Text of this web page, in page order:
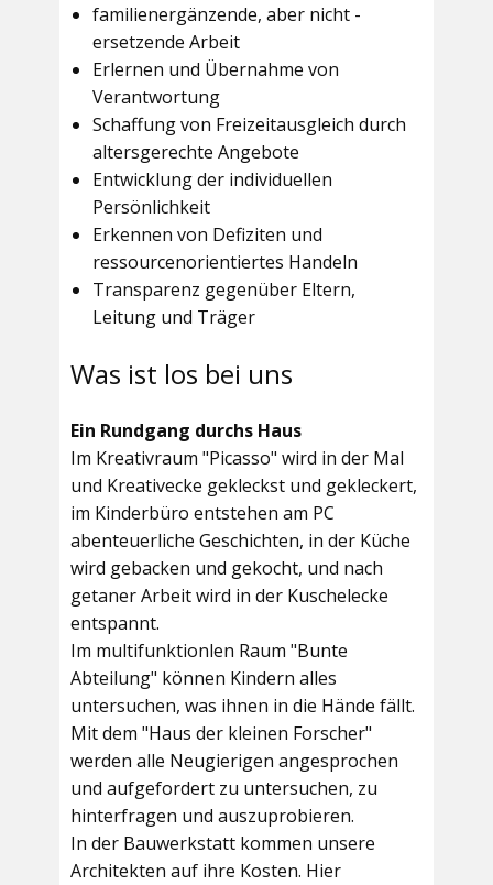
familienergänzende, aber nicht -
ersetzende Arbeit
Erlernen und Übernahme von
Verantwortung
Schaffung von Freizeitausgleich durch
altersgerechte Angebote
Entwicklung der individuellen
Persönlichkeit
Erkennen von Defiziten und
ressourcenorientiertes Handeln
Transparenz gegenüber Eltern,
Leitung und Träger
Was ist los bei uns
Ein Rundgang durchs Haus
Im Kreativraum "Picasso" wird in der Mal
und Kreativecke gekleckst und gekleckert,
im Kinderbüro entstehen am PC
abenteuerliche Geschichten, in der Küche
wird gebacken und gekocht, und nach
getaner Arbeit wird in der Kuschelecke
entspannt.
Im multifunktionlen Raum "Bunte
Abteilung" können Kindern alles
untersuchen, was ihnen in die Hände fällt.
Mit dem "Haus der kleinen Forscher"
werden alle Neugierigen angesprochen
und aufgefordert zu untersuchen, zu
hinterfragen und auszuprobieren.
In der Bauwerkstatt kommen unsere
Architekten auf ihre Kosten. Hier